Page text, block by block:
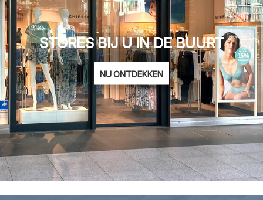
STORES BIJ U IN DE BUURT
NU ONTDEKKEN